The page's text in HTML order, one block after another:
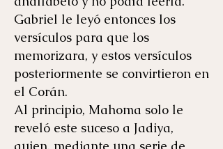
Gabriel le leyó entonces los
versículos para que los
memorizara, y estos versículos
posteriormente se convirtieron en
el Corán.
Al principio, Mahoma solo le
reveló este suceso a Jadiya,
quien, mediante una serie de